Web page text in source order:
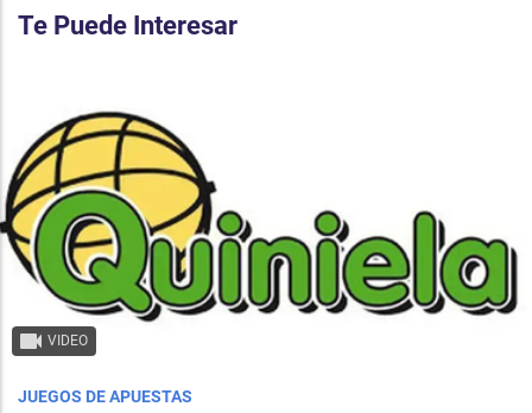
Te Puede Interesar
VIDEO
JUEGOS DE APUESTAS